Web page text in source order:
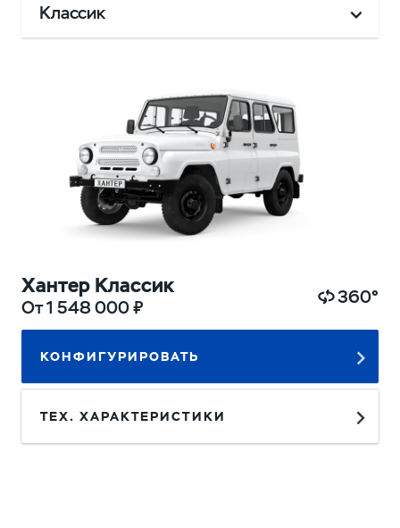
Классик
Хантер Классик
От 1 548 000 ₽ 360°
КОНФИГУРИРОВАТЬ
ТЕХ. ХАРАКТЕРИСТИКИ